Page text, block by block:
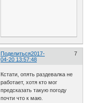
Поделиться 7
2017-
04-20 13:57:48
Кстати, опять раздевалка не
работает, хотя кто мог
предсказать такую погоду
почти что к маю.